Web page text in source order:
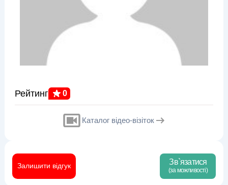
Рейтинг 0
Каталог відео-візіток
Залишити відгук Зв`язатися
(за можливості)